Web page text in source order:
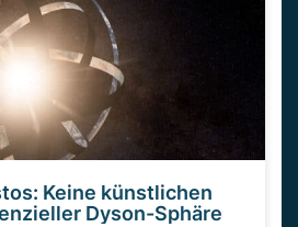
Keine künstlichen
Dyson-Sphäre